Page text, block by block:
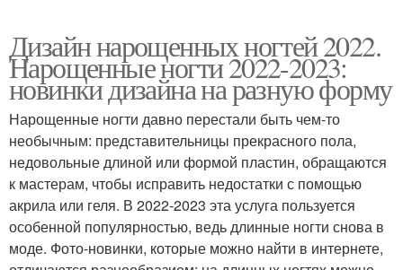
Дизайн нарощенных ногтей 2022.
Нарощенные ногти 2022-2023:
новинки дизайна на разную форму
Нарощенные ногти давно перестали быть чем-то
необычным: представительницы прекрасного пола,
недовольные длиной или формой пластин, обращаются
к мастерам, чтобы исправить недостатки с помощью
акрила или геля. В 2022-2023 эта услуга пользуется
особенной популярностью, ведь длинные ногти снова в
моде. Фото-новинки, которые можно найти в интернете,